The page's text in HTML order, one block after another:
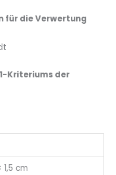
für die Verwertung
Kriteriums der
1,5 cm